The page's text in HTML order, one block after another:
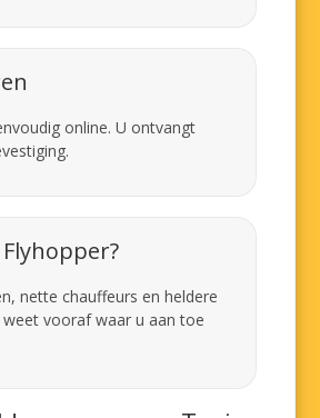
online. U ontvangt
nette chauffeurs en heldere
weet vooraf waar u aan toe